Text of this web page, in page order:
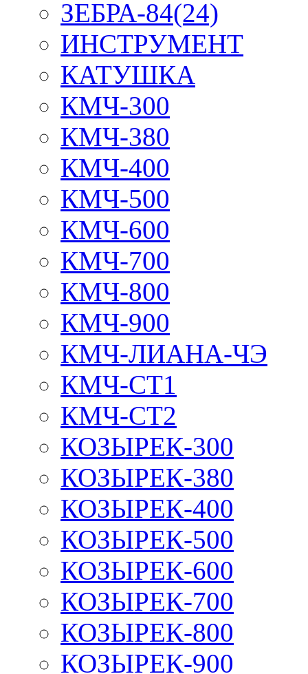
ЗЕБРА-84(24)
ИНСТРУМЕНТ
КАТУШКА
КМЧ-300
КМЧ-380
КМЧ-400
КМЧ-500
КМЧ-600
КМЧ-700
КМЧ-800
КМЧ-900
КМЧ-ЛИАНА-ЧЭ
КМЧ-СТ1
КМЧ-СТ2
КОЗЫРЕК-300
КОЗЫРЕК-380
КОЗЫРЕК-400
КОЗЫРЕК-500
КОЗЫРЕК-600
КОЗЫРЕК-700
КОЗЫРЕК-800
КОЗЫРЕК-900